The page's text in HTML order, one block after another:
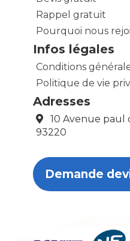
Rappel gratuit
Pourquoi nous
Infos légales
Conditions
Politique de vie
Adresses
10 Avenue paul
93220
Demande